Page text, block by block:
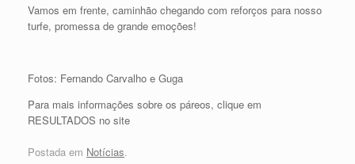
Vamos em frente, caminhão chegando com reforços para nosso
turfe, promessa de grande emoções!
Fotos: Fernando Carvalho e Guga
Para mais informações sobre os páreos, clique em
RESULTADOS no site
Postada em Notícias.